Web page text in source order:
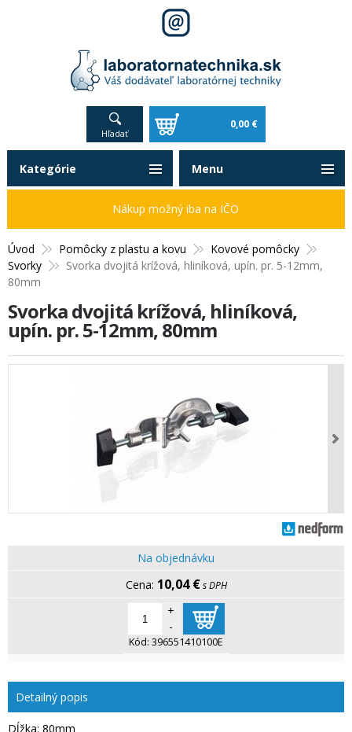
Hľadať
0,00 €
Úvod Pomôcky z plastu a kovu
Kovové pomôcky
Svorky
Svorka dvojitá krížová, hliníková, upín. pr. 5-12mm,
80mm
Svorka dvojitá krížová, hliníková,
upín. pr. 5-12mm, 80mm
Na objednávku
10,04 € s DPH
+
-
Kód: 396551410100E
Detailný popis
Dĺžka: 80mm
Kategórie
Nákup možný iba na IČO
Menu